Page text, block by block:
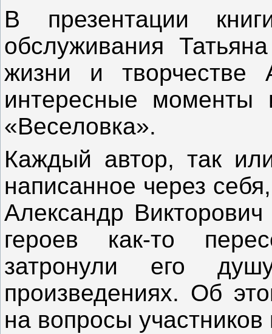
В презентации
обслуживания
жизни и творчестве
интересные моменты
«Веселовка».
Каждый автор, так
написанное через
Александр
героев как-то
затронули его
произведениях. Об
на вопросы участников